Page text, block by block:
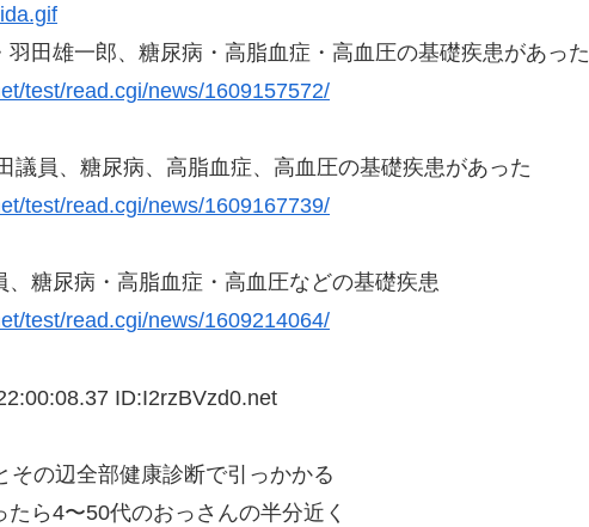
羽田雄一郎、糖尿病・高脂血症・高血圧の基礎疾患があった
test/read.cgi/news/1609157572/
議員、糖尿病、高脂血症、高血圧の基礎疾患があった
test/read.cgi/news/1609167739/
、糖尿病・高脂血症・高血圧などの基礎疾患
test/read.cgi/news/1609214064/
ID:I2rzBVzd0.net
その辺全部健康診断で引っかかる
ら4〜50代のおっさんの半分近く